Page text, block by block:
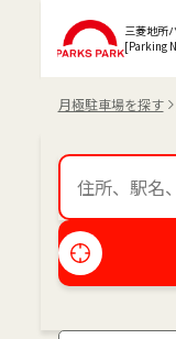
三菱地所
[Parking
月極駐車場を探す